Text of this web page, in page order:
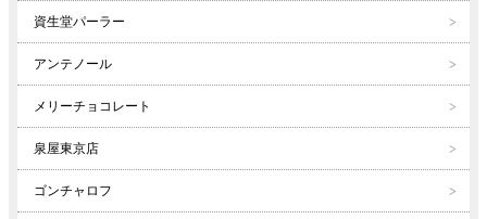
資生堂パーラー
アンテノール
メリーチョコレート
泉屋東京店
ゴンチャロフ